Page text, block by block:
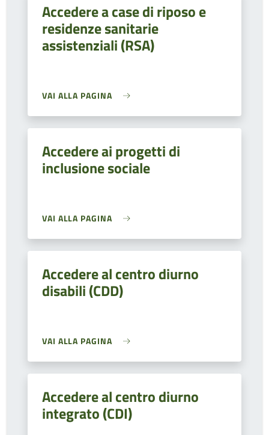
Accedere a case di riposo e
residenze sanitarie
assistenziali (RSA)
VAI ALLA PAGINA
Accedere ai progetti di
inclusione sociale
VAI ALLA PAGINA
Accedere al centro diurno
disabili (CDD)
VAI ALLA PAGINA
Accedere al centro diurno
integrato (CDI)